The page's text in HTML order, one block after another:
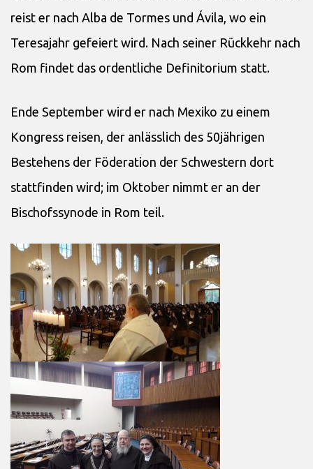
reist er nach Alba de Tormes und Ávila, wo ein
Teresajahr gefeiert wird. Nach seiner Rückkehr nach
Rom findet das ordentliche Definitorium statt.
Ende September wird er nach Mexiko zu einem
Kongress reisen, der anlässlich des 50jährigen
Bestehens der Föderation der Schwestern dort
stattfinden wird; im Oktober nimmt er an der
Bischofssynode in Rom teil.